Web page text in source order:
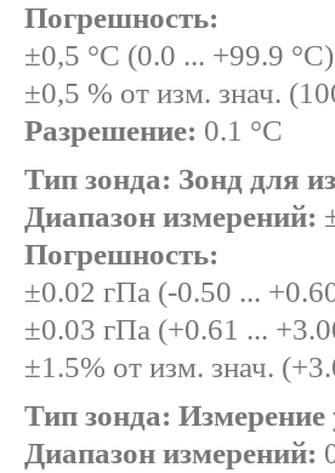
Погрешность:
±0,5 °C (0.0 ... +99.9 °C)
±0,5 % от изм. знач.
Разрешение: 0.1 °C
Тип зонда: Зонд для
Диапазон измерений:
Погрешность:
±0.02 гПа (-0.50 ...
±0.03 гПа (+0.61 ...
±1.5% от изм. знач.
Тип зонда: Измерение
Диапазон измерений: